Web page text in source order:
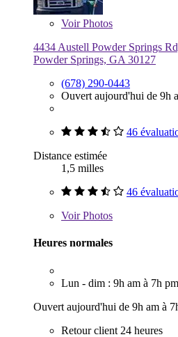
VoirPhotos
4434 Austell Powder Springs
Powder Springs, GA 30127
(678) 290-0443
Ouvert aujourd'hui de 9h
46
Distance estimée
1,5 milles
46
VoirPhotos
Heures normales
Lun - dim : 9h am à 7h pm
Ouvert aujourd'hui de 9h am à
Retour client 24 heures